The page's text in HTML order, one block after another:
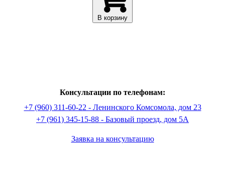
В корзину
Консультации по телефонам:
+7 (960) 311-60-22 - Ленинского Комсомола, дом 23
+7 (961) 345-15-88 - Базовый проезд, дом 5А
Заявка на консультацию